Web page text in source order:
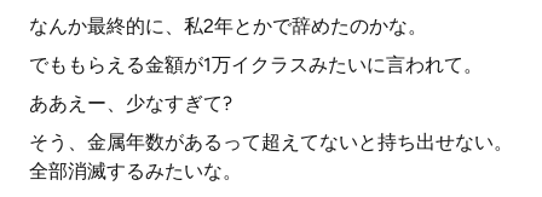
なんか最終的に、私2年とかで辞めたのかな。
でももらえる金額が1万イクラスみたいに言われて。
ああえー、少なすぎて?
そう、金属年数があるって超えてないと持ち出せない。
全部消滅するみたいな。